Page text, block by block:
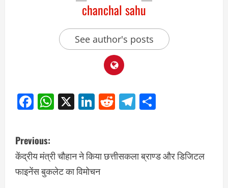
chanchal sahu
See author's posts
Facebook
WhatsApp
X LinkedIn
RedditTelegram
Previous:
केंद्रीय मंत्री चौहान ने किया छत्तीसकला ब्राण्ड और डिजिटल
फाइनेंस बुकलेट का विमोचन